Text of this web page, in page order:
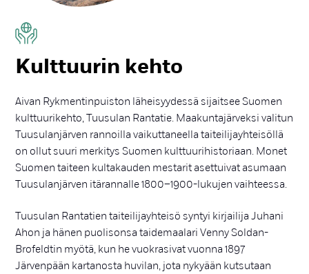
Kult­tuu­rin keh­to
Aivan Rykmentinpuiston läheisyydessä sijaitsee Suomen
kulttuurikehto, Tuusulan Rantatie. Maakuntajärveksi valitun
Tuusulanjärven rannoilla vaikuttaneella taiteilijayhteisöllä
on ollut suuri merkitys Suomen kulttuurihistoriaan. Monet
Suomen taiteen kultakauden mestarit asettuivat asumaan
Tuusulanjärven itärannalle 1800–1900-lukujen vaihteessa.
Tuusulan Rantatien taiteilijayhteisö syntyi kirjailija Juhani
Ahon ja hänen puolisonsa taidemaalari Venny Soldan-
Brofeldtin myötä, kun he vuokrasivat vuonna 1897
Järvenpään kartanosta huvilan, jota nykyään kutsutaan